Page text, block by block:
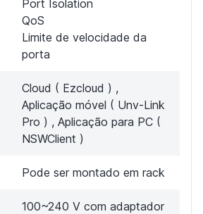
Port Isolation
QoS
Limite de velocidade da
porta
Cloud ( Ezcloud ) ,
Aplicação móvel ( Unv-Link
Pro ) , Aplicação para PC (
NSWClient )
Pode ser montado em rack
100~240 V com adaptador